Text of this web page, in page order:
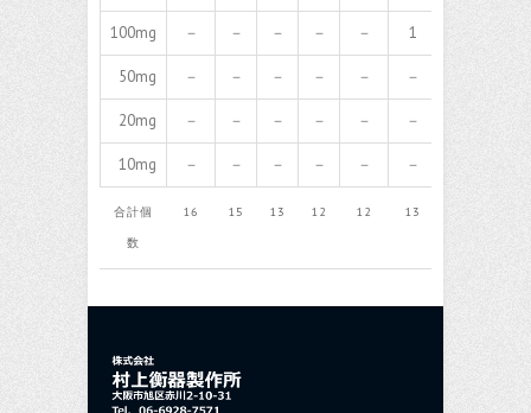
100mg － － － － － 1
50mg － － － － － －
20mg － － － － － －
10mg － － － － － －
合計個
数
16 15 13 12 12 13